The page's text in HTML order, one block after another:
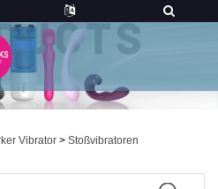
Vibrator > Stoßvibratoren